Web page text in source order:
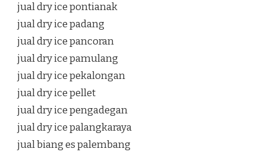
jual dry ice pontianak
jual dry ice padang
jual dry ice pancoran
jual dry ice pamulang
jual dry ice pekalongan
jual dry ice pellet
jual dry ice pengadegan
jual dry ice palangkaraya
jual biang es palembang